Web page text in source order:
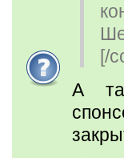
[/
А